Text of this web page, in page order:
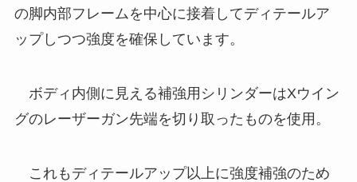
の脚内部フレームを中心に接着してディテールア
ップしつつ強度を確保しています。
ボディ内側に見える補強用シリンダーはXウイン
グのレーザーガン先端を切り取ったものを使用。
これもディテールアップ以上に強度補強のため